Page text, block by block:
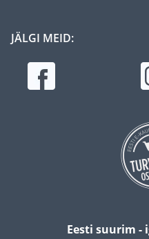
JÄLGI MEID:
Eesti suurim -